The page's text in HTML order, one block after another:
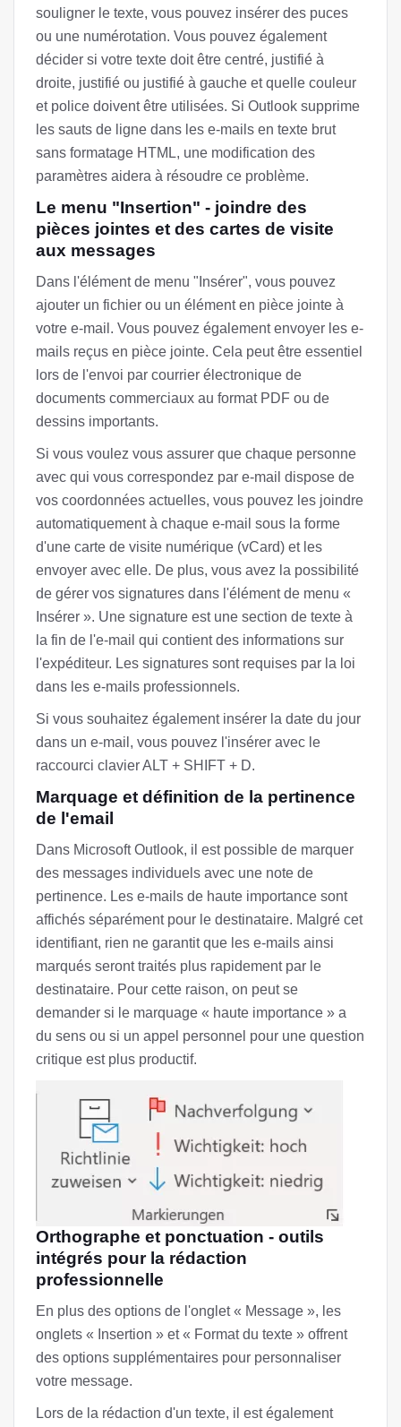
souligner le texte, vous pouvez insérer des puces
ou une numérotation. Vous pouvez également
décider si votre texte doit être centré, justifié à
droite, justifié ou justifié à gauche et quelle couleur
et police doivent être utilisées. Si Outlook supprime
les sauts de ligne dans les e-mails en texte brut
sans formatage HTML, une modification des
paramètres aidera à résoudre ce problème.
Le menu "Insertion" - joindre des
pièces jointes et des cartes de visite
aux messages
Dans l'élément de menu "Insérer", vous pouvez
ajouter un fichier ou un élément en pièce jointe à
votre e-mail. Vous pouvez également envoyer les e-
mails reçus en pièce jointe. Cela peut être essentiel
lors de l'envoi par courrier électronique de
documents commerciaux au format PDF ou de
dessins importants.
Si vous voulez vous assurer que chaque personne
avec qui vous correspondez par e-mail dispose de
vos coordonnées actuelles, vous pouvez les joindre
automatiquement à chaque e-mail sous la forme
d'une carte de visite numérique (vCard) et les
envoyer avec elle. De plus, vous avez la possibilité
de gérer vos signatures dans l'élément de menu «
Insérer ». Une signature est une section de texte à
la fin de l'e-mail qui contient des informations sur
l'expéditeur. Les signatures sont requises par la loi
dans les e-mails professionnels.
Si vous souhaitez également insérer la date du jour
dans un e-mail, vous pouvez l'insérer avec le
raccourci clavier ALT + SHIFT + D.
Marquage et définition de la pertinence
de l'email
Dans Microsoft Outlook, il est possible de marquer
des messages individuels avec une note de
pertinence. Les e-mails de haute importance sont
affichés séparément pour le destinataire. Malgré cet
identifiant, rien ne garantit que les e-mails ainsi
marqués seront traités plus rapidement par le
destinataire. Pour cette raison, on peut se
demander si le marquage « haute importance » a
du sens ou si un appel personnel pour une question
critique est plus productif.
Orthographe et ponctuation - outils
intégrés pour la rédaction
professionnelle
En plus des options de l'onglet « Message », les
onglets « Insertion » et « Format du texte » offrent
des options supplémentaires pour personnaliser
votre message.
Lors de la rédaction d'un texte, il est également